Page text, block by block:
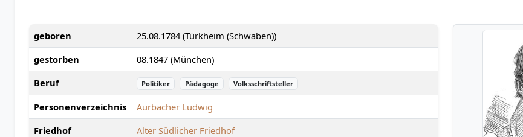
geboren
25.08.1784 (Türkheim (Schwaben))
gestorben
08.1847 (München)
Beruf
Politiker Pädagoge Volksschriftsteller
Personenverzeichnis
Aurbacher Ludwig
Friedhof
Alter Südlicher Friedhof